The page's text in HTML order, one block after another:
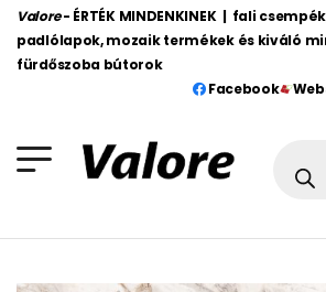
Valore - ÉRTÉK MINDENKINEK | fali
padlólapok, mozaik termékek és kiváló
fürdőszoba bútorok
Facebook